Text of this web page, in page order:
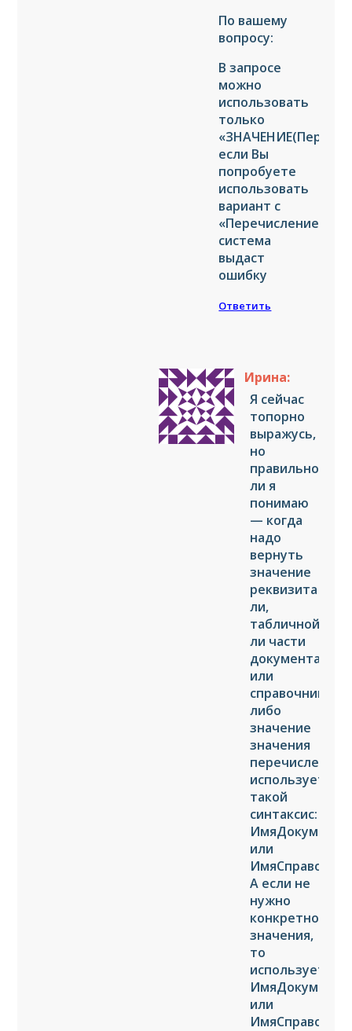
По вашему
вопросу:
В запросе
можно
использовать
только
если Вы
попробуете
использовать
вариант с
система
выдаст
ошибку
Ответить
Ирина:
Я сейчас
топорно
выражусь,
но
правильно
ли я
понимаю
— когда
надо
вернуть
значение
реквизита
ли,
табличной
ли части
документа
или
справочника,
либо
значение
значения
перечисления,
используется
такой
синтаксис:
или
А если не
нужно
конкретного
значения,
то
используется
или